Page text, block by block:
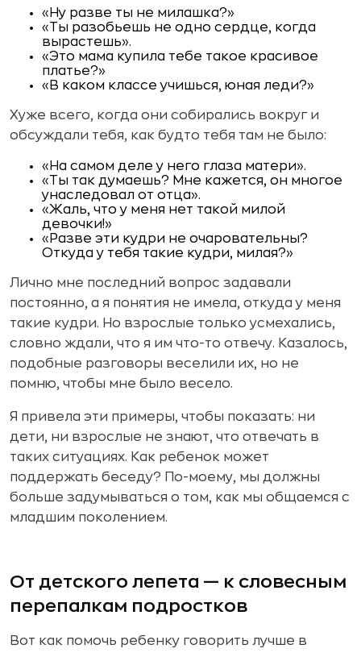
«Ну разве ты не милашка?»
«Ты разобьешь не одно сердце, когда
вырастешь».
«Это мама купила тебе такое красивое
платье?»
«В каком классе учишься, юная леди?»
Хуже всего, когда они собирались вокруг и
обсуждали тебя, как будто тебя там не было:
«На самом деле у него глаза матери».
«Ты так думаешь? Мне кажется, он многое
унаследовал от отца».
«Жаль, что у меня нет такой милой
девочки!»
«Разве эти кудри не очаровательны?
Откуда у тебя такие кудри, милая?»
Лично мне последний вопрос задавали
постоянно, а я понятия не имела, откуда у меня
такие кудри. Но взрослые только усмехались,
словно ждали, что я им что-то отвечу. Казалось,
подобные разговоры веселили их, но не
помню, чтобы мне было весело.
Я привела эти примеры, чтобы показать: ни
дети, ни взрослые не знают, что отвечать в
таких ситуациях. Как ребенок может
поддержать беседу? По-моему, мы должны
больше задумываться о том, как мы общаемся с
младшим поколением.
От детского лепета — к словесным
перепалкам подростков
Вот как помочь ребенку говорить лучше в